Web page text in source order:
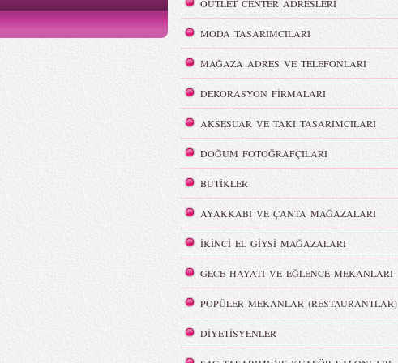
OUTLET CENTER ADRESLERİ
MODA TASARIMCILARI
MAĞAZA ADRES VE TELEFONLARI
DEKORASYON FİRMALARI
AKSESUAR VE TAKI TASARIMCILARI
DOĞUM FOTOĞRAFÇILARI
BUTİKLER
AYAKKABI VE ÇANTA MAĞAZALARI
İKİNCİ EL GİYSİ MAĞAZALARI
GECE HAYATI VE EĞLENCE MEKANLARI
POPÜLER MEKANLAR (RESTAURANTLAR)
DİYETİSYENLER